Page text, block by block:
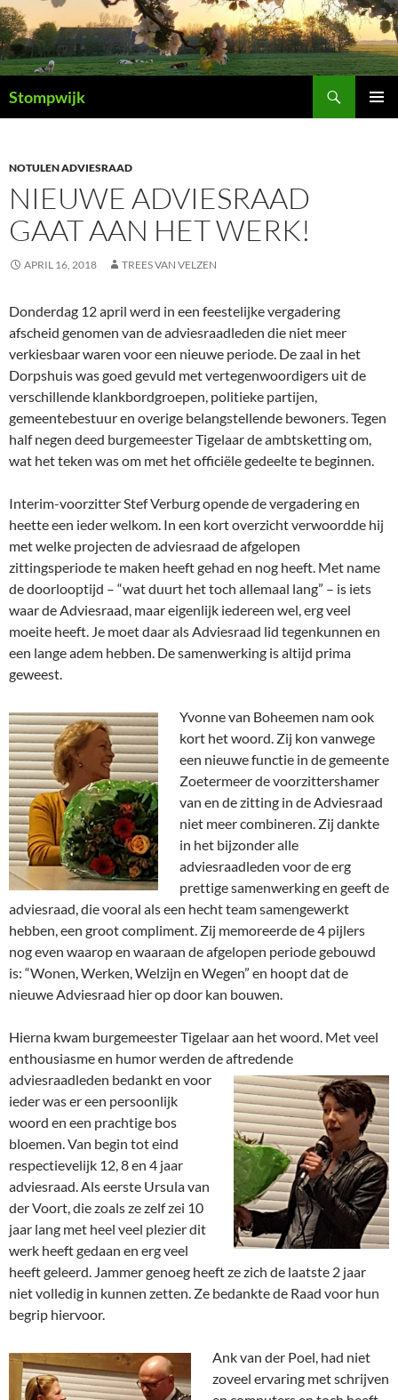
Ga
naar
de
inhoud
Stompwijk
NOTULEN ADVIESRAAD
NIEUWE ADVIESRAAD
GAAT AAN HET WERK!
APRIL 16, 2018 TREES VAN VELZEN
Donderdag 12 april werd in een feestelijke vergadering
afscheid genomen van de adviesraadleden die niet meer
verkiesbaar waren voor een nieuwe periode. De zaal in het
Dorpshuis was goed gevuld met vertegenwoordigers uit de
verschillende klankbordgroepen, politieke partijen,
gemeentebestuur en overige belangstellende bewoners. Tegen
half negen deed burgemeester Tigelaar de ambtsketting om,
wat het teken was om met het officiële gedeelte te beginnen.
Interim-voorzitter Stef Verburg opende de vergadering en
heette een ieder welkom. In een kort overzicht verwoordde hij
met welke projecten de adviesraad de afgelopen
zittingsperiode te maken heeft gehad en nog heeft. Met name
de doorlooptijd – “wat duurt het toch allemaal lang” – is iets
waar de Adviesraad, maar eigenlijk iedereen wel, erg veel
moeite heeft. Je moet daar als Adviesraad lid tegenkunnen en
een lange adem hebben. De samenwerking is altijd prima
geweest.
Yvonne van Boheemen nam ook
kort het woord. Zij kon vanwege
een nieuwe functie in de gemeente
Zoetermeer de voorzittershamer
van en de zitting in de Adviesraad
niet meer combineren. Zij dankte
in het bijzonder alle
adviesraadleden voor de erg
prettige samenwerking en geeft de
adviesraad, die vooral als een hecht team samengewerkt
hebben, een groot compliment. Zij memoreerde de 4 pijlers
nog even waarop en waaraan de afgelopen periode gebouwd
is: “Wonen, Werken, Welzijn en Wegen” en hoopt dat de
nieuwe Adviesraad hier op door kan bouwen.
Hierna kwam burgemeester Tigelaar aan het woord. Met veel
enthousiasme en humor werden de aftredende
adviesraadleden bedankt en voor
ieder was er een persoonlijk
woord en een prachtige bos
bloemen. Van begin tot eind
respectievelijk 12, 8 en 4 jaar
adviesraad. Als eerste Ursula van
der Voort, die zoals ze zelf zei 10
jaar lang met heel veel plezier dit
werk heeft gedaan en erg veel
heeft geleerd. Jammer genoeg heeft ze zich de laatste 2 jaar
niet volledig in kunnen zetten. Ze bedankte de Raad voor hun
begrip hiervoor.
Ank van der Poel, had niet
zoveel ervaring met schrijven